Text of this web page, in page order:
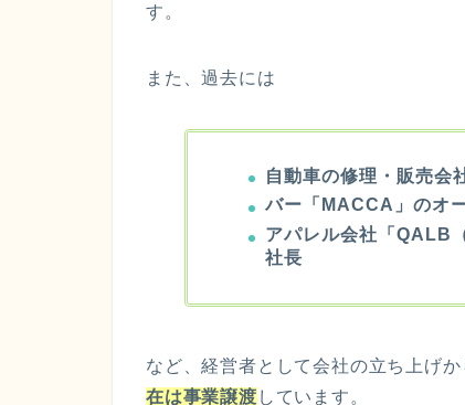
す。
また、過去には
自動車の修理・販売会
バー「MACCA」のオ
アパレル会社「QALB
社長
など、経営者として会社の立ち上げ
在は事業譲渡 しています。